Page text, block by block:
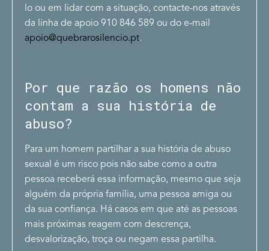
lo ou em lidar com a situação, contacte-nos através
da linha de apoio 910 846 589 ou do e-mail
apoio@quebrarosilencio.pt.
Por que razão os homens não
contam a sua história de
abuso?
Para um homem partilhar a sua história de abuso
sexual é um risco pois não sabe como a outra
pessoa receberá essa informação, mesmo que seja
alguém da própria família, uma pessoa amiga ou
da sua confiança. Há casos em que até as pessoas
mais próximas reagem com descrença,
desvalorização, troça ou negam essa partilha.